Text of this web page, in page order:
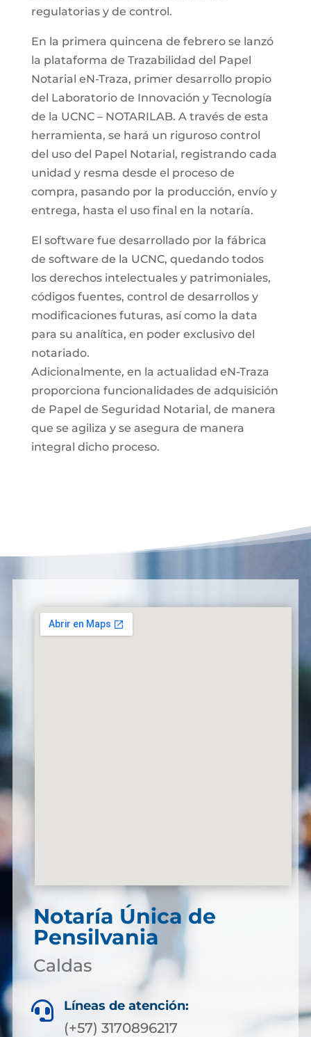
regulatorias y de control.
En la primera quincena de febrero se lanzó
la plataforma de Trazabilidad del Papel
Notarial eN-Traza, primer desarrollo propio
del Laboratorio de Innovación y Tecnología
de la UCNC – NOTARILAB. A través de esta
herramienta, se hará un riguroso control
del uso del Papel Notarial, registrando cada
unidad y resma desde el proceso de
compra, pasando por la producción, envío y
entrega, hasta el uso final en la notaría.
El software fue desarrollado por la fábrica
de software de la UCNC, quedando todos
los derechos intelectuales y patrimoniales,
códigos fuentes, control de desarrollos y
modificaciones futuras, así como la data
para su analítica, en poder exclusivo del
notariado.
Adicionalmente, en la actualidad eN-Traza
proporciona funcionalidades de adquisición
de Papel de Seguridad Notarial, de manera
que se agiliza y se asegura de manera
integral dicho proceso.
Notaría Única de
Pensilvania
Caldas
 Líneas de atención:
(+57) 3170896217